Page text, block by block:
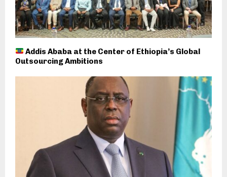
Addis Ababa at the Center of Ethiopia’s Global
Outsourcing Ambitions